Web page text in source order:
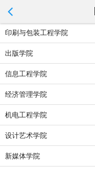
印刷与包装工程学院
出版学院
信息工程学院
经济管理学院
机电工程学院
设计艺术学院
新媒体学院